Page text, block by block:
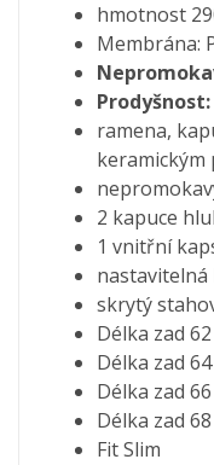
hmotnost
Membrána:
ramena,
keramickým
2 kapuce
1 vnitřní
skrytý
Délka zad
Délka zad
Délka zad
Délka zad
Fit Slim